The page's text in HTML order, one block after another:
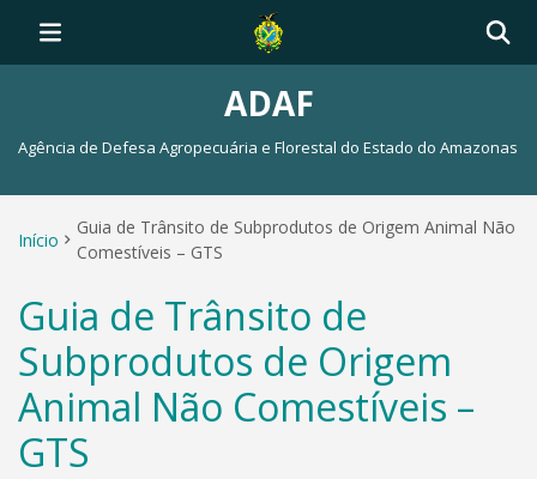
ADAF
Agência de Defesa Agropecuária e Florestal do Estado do Amazonas
Início
Guia de Trânsito de Subprodutos de Origem Animal Não
Comestíveis – GTS
Guia de Trânsito de
Subprodutos de Origem
Animal Não Comestíveis –
GTS